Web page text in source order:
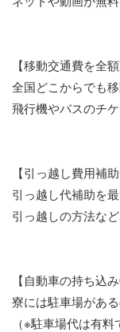
【移動交通費を全額
全国どこからでも
飛行機やバスのチ
【引っ越し費用補
引っ越し代補助を
引っ越しの方法な
【自動車の持ち込み
寮には駐車場があ
（※駐車場代は有料